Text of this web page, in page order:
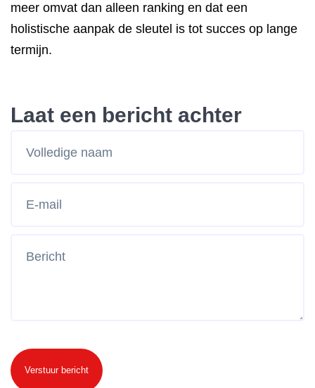
meer omvat dan alleen ranking en dat een
holistische aanpak de sleutel is tot succes op lange
termijn.
Laat een bericht achter
Verstuur bericht